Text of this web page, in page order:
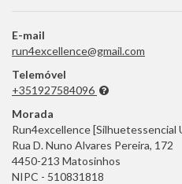
E-mail
run4excellence@gmail.com
Telemóvel
+351927584096
Morada
Run4excellence [Silhuetessencial
Rua D. Nuno Alvares Pereira, 172
4450-213 Matosinhos
NIPC - 510831818